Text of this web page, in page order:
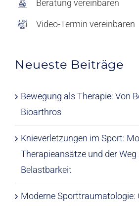
Beratung vereinbaren
Video-Termin vereinbaren
Neueste Beiträge
Bewegung als Therapie: Von
Bioarthros
Knieverletzungen im Sport:
Therapieansätze und der
Belastbarkeit
Moderne Sporttraumatologie: